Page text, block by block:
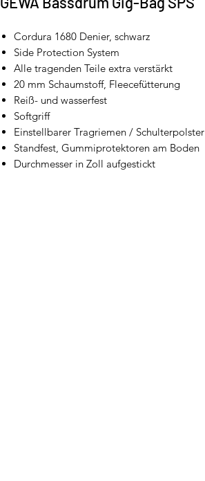
Cordura 1680 Denier, schwarz
Side Protection System
Alle tragenden Teile extra verstärkt
20 mm Schaumstoff, Fleecefütterung
Reiß- und wasserfest
Softgriff
Einstellbarer Tragriemen / Schulterpolster
Standfest, Gummiprotektoren am Boden
Durchmesser in Zoll aufgestickt